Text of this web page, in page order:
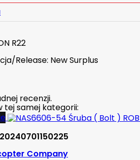
R22
Release: New Surplus
recenzji.
tej samej kategorii:
Company